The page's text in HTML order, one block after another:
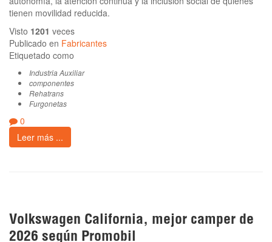
tienen movilidad reducida.
Visto 1201 veces
Publicado en Fabricantes
Etiquetado como
Industria Auxiliar
componentes
Rehatrans
Furgonetas
0
Leer más ...
Volkswagen California, mejor camper de
2026 según Promobil